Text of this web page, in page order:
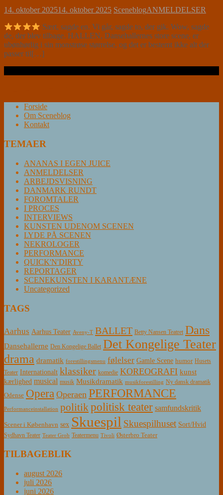
14. oktober 202514. oktober 2025 SceneblogANMELDELSER
Sært, sagde en. Vi går, sagde to, der gik. Wow, sagde
de, der blev tilbage. HALLEN, Dansehallernes store scene, er
ubønhørlig i sin monstrøse størrelse, og det er bestemt ikke alt der
passer til[…]
Forside
Om Sceneblog
Kontakt
TEMAER
ANANAS I EGEN JUICE
ANMELDELSER
ARBEJDSVISNING
DANMARK RUNDT
FOROMTALER
I PROCES
INTERVIEWS
KUNSTEN UDENOM SCENEN
LYDE PÅ SCENEN
NEKROLOGER
PERFORMANCE
QUICK'N'DIRTY
REPORTAGER
SCENEKUNSTEN I KARANTÆNE
Uncategorized
TAGS
Aarhus Aarhus Teater Aveny-T BALLET Betty Nansen Teatret Dans
Dansehallerne Den Kongelige Ballet Det Kongelige Teater
drama dramatik forestillingsmenu følelser Gamle Scene humor Husets
Teater Internationalt klassiker komedie KOREOGRAFI kunst
kærlighed musical musik Musikdramatik musikforestilling Ny dansk dramatik
Odense Opera Operaen PERFORMANCE
Performanceinstallation politikpolitisk teater samfundskritik
Scener i København sex Skuespil Skuespilhuset Sort/Hvid
Sydhavn Teater Teater Grob Teatermenu Tivoli Østerbro Teater
TILBAGEBLIK
august 2026
juli 2026
juni 2026